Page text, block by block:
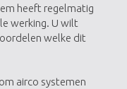
heeft regelmatig
werking. U wilt
welke dit
airco systemen